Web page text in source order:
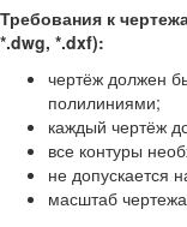
Требования к
*.dwg, *.dxf):
чертёж должен
полилиниями;
каждый чертёж
все контуры
не допускается
масштаб